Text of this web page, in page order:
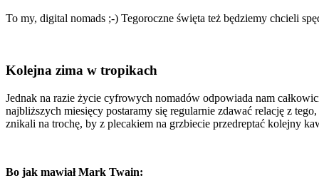
To my, digital nomads ;-) Tegoroczne święta też będziemy chcieli
Kolejna zima w tropikach
Jednak na razie życie cyfrowych nomadów odpowiada nam
najbliższych miesięcy postaramy się regularnie zdawać relację z
znikali na trochę, by z plecakiem na grzbiecie przedreptać kolejny
Bo jak mawiał Mark Twain: